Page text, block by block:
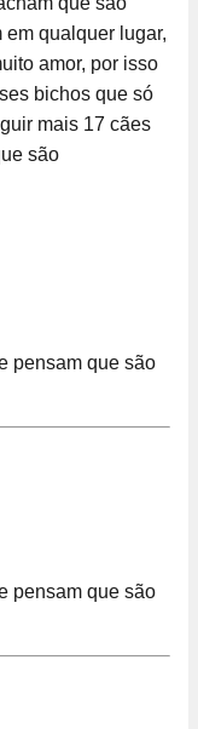
qualquer lugar,
amor, por isso
bichos que só
mais 17 cães
são